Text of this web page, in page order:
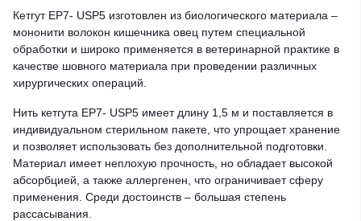
Кетгут EP7- USP5 изготовлен из биологического материала –
мононити волокон кишечника овец путем специальной
обработки и широко применяется в ветеринарной практике в
качестве шовного материала при проведении различных
хирургических операций.
Нить кетгута EP7- USP5 имеет длину 1,5 м и поставляется в
индивидуальном стерильном пакете, что упрощает хранение
и позволяет использовать без дополнительной подготовки.
Материал имеет неплохую прочность, но обладает высокой
абсорбцией, а также аллергенен, что ограничивает сферу
применения. Среди достоинств – большая степень
рассасывания.